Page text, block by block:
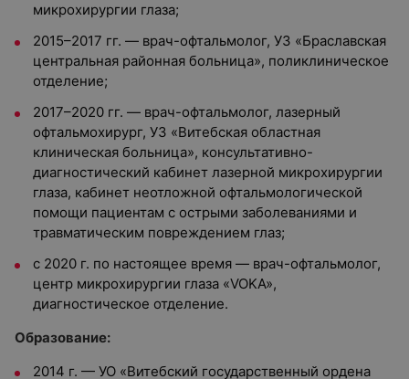
микрохирургии глаза;
2015–2017 гг. — врач-офтальмолог, УЗ «Браславская
центральная районная больница», поликлиническое
отделение;
2017–2020 гг. — врач-офтальмолог, лазерный
офтальмохирург, УЗ «Витебская областная
клиническая больница», консультативно-
диагностический кабинет лазерной микрохирургии
глаза, кабинет неотложной офтальмологической
помощи пациентам с острыми заболеваниями и
травматическим повреждением глаз;
с 2020 г. по настоящее время — врач-офтальмолог,
центр микрохирургии глаза «VOKA»,
диагностическое отделение.
Образование:
2014 г. — УО «Витебский государственный ордена